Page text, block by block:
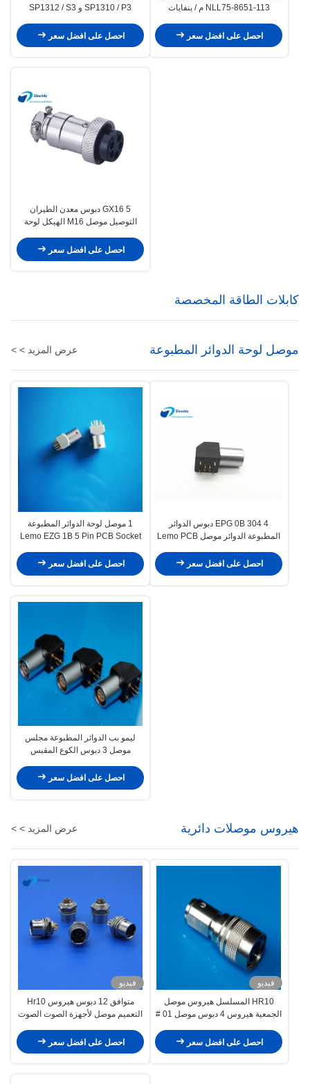
NLL75-8651-113 م / بنفايات
احصل على افضل سعر
SP1310 / P3 و SP1312 / S3
احصل على افضل سعر
GX16 5 دبوس معدن الطيران
التوصيل موصل M16 الهيكل لوحة
احصل على افضل سعر
كابلات الطاقة المخصصة
موصل لوحة الدوائر المطبوعة عرض المزيد > >
EPG 0B 304 4 دبوس الدوائر
المطبوعة الدوائر موصل Lemo PCB
احصل على افضل سعر
1 موصل لوحة الدوائر المطبوعة
Lemo EZG 1B 5 Pin PCB Socket
احصل على افضل سعر
ليمو بب الدوائر المطبوعة مجلس
موصل 3 دبوس الكوع المقبس
احصل على افضل سعر
هيروس موصلات دائرية عرض المزيد > >
فيديو
HR10 المسلسل هيروس موصل
الجمعية هيروس 4 دبوس موصل 01 #
احصل على افضل سعر
فيديو
متوافق 12 دبوس هيروس Hr10
التعميم موصل لأجهزة الصوت الصوت
احصل على افضل سعر